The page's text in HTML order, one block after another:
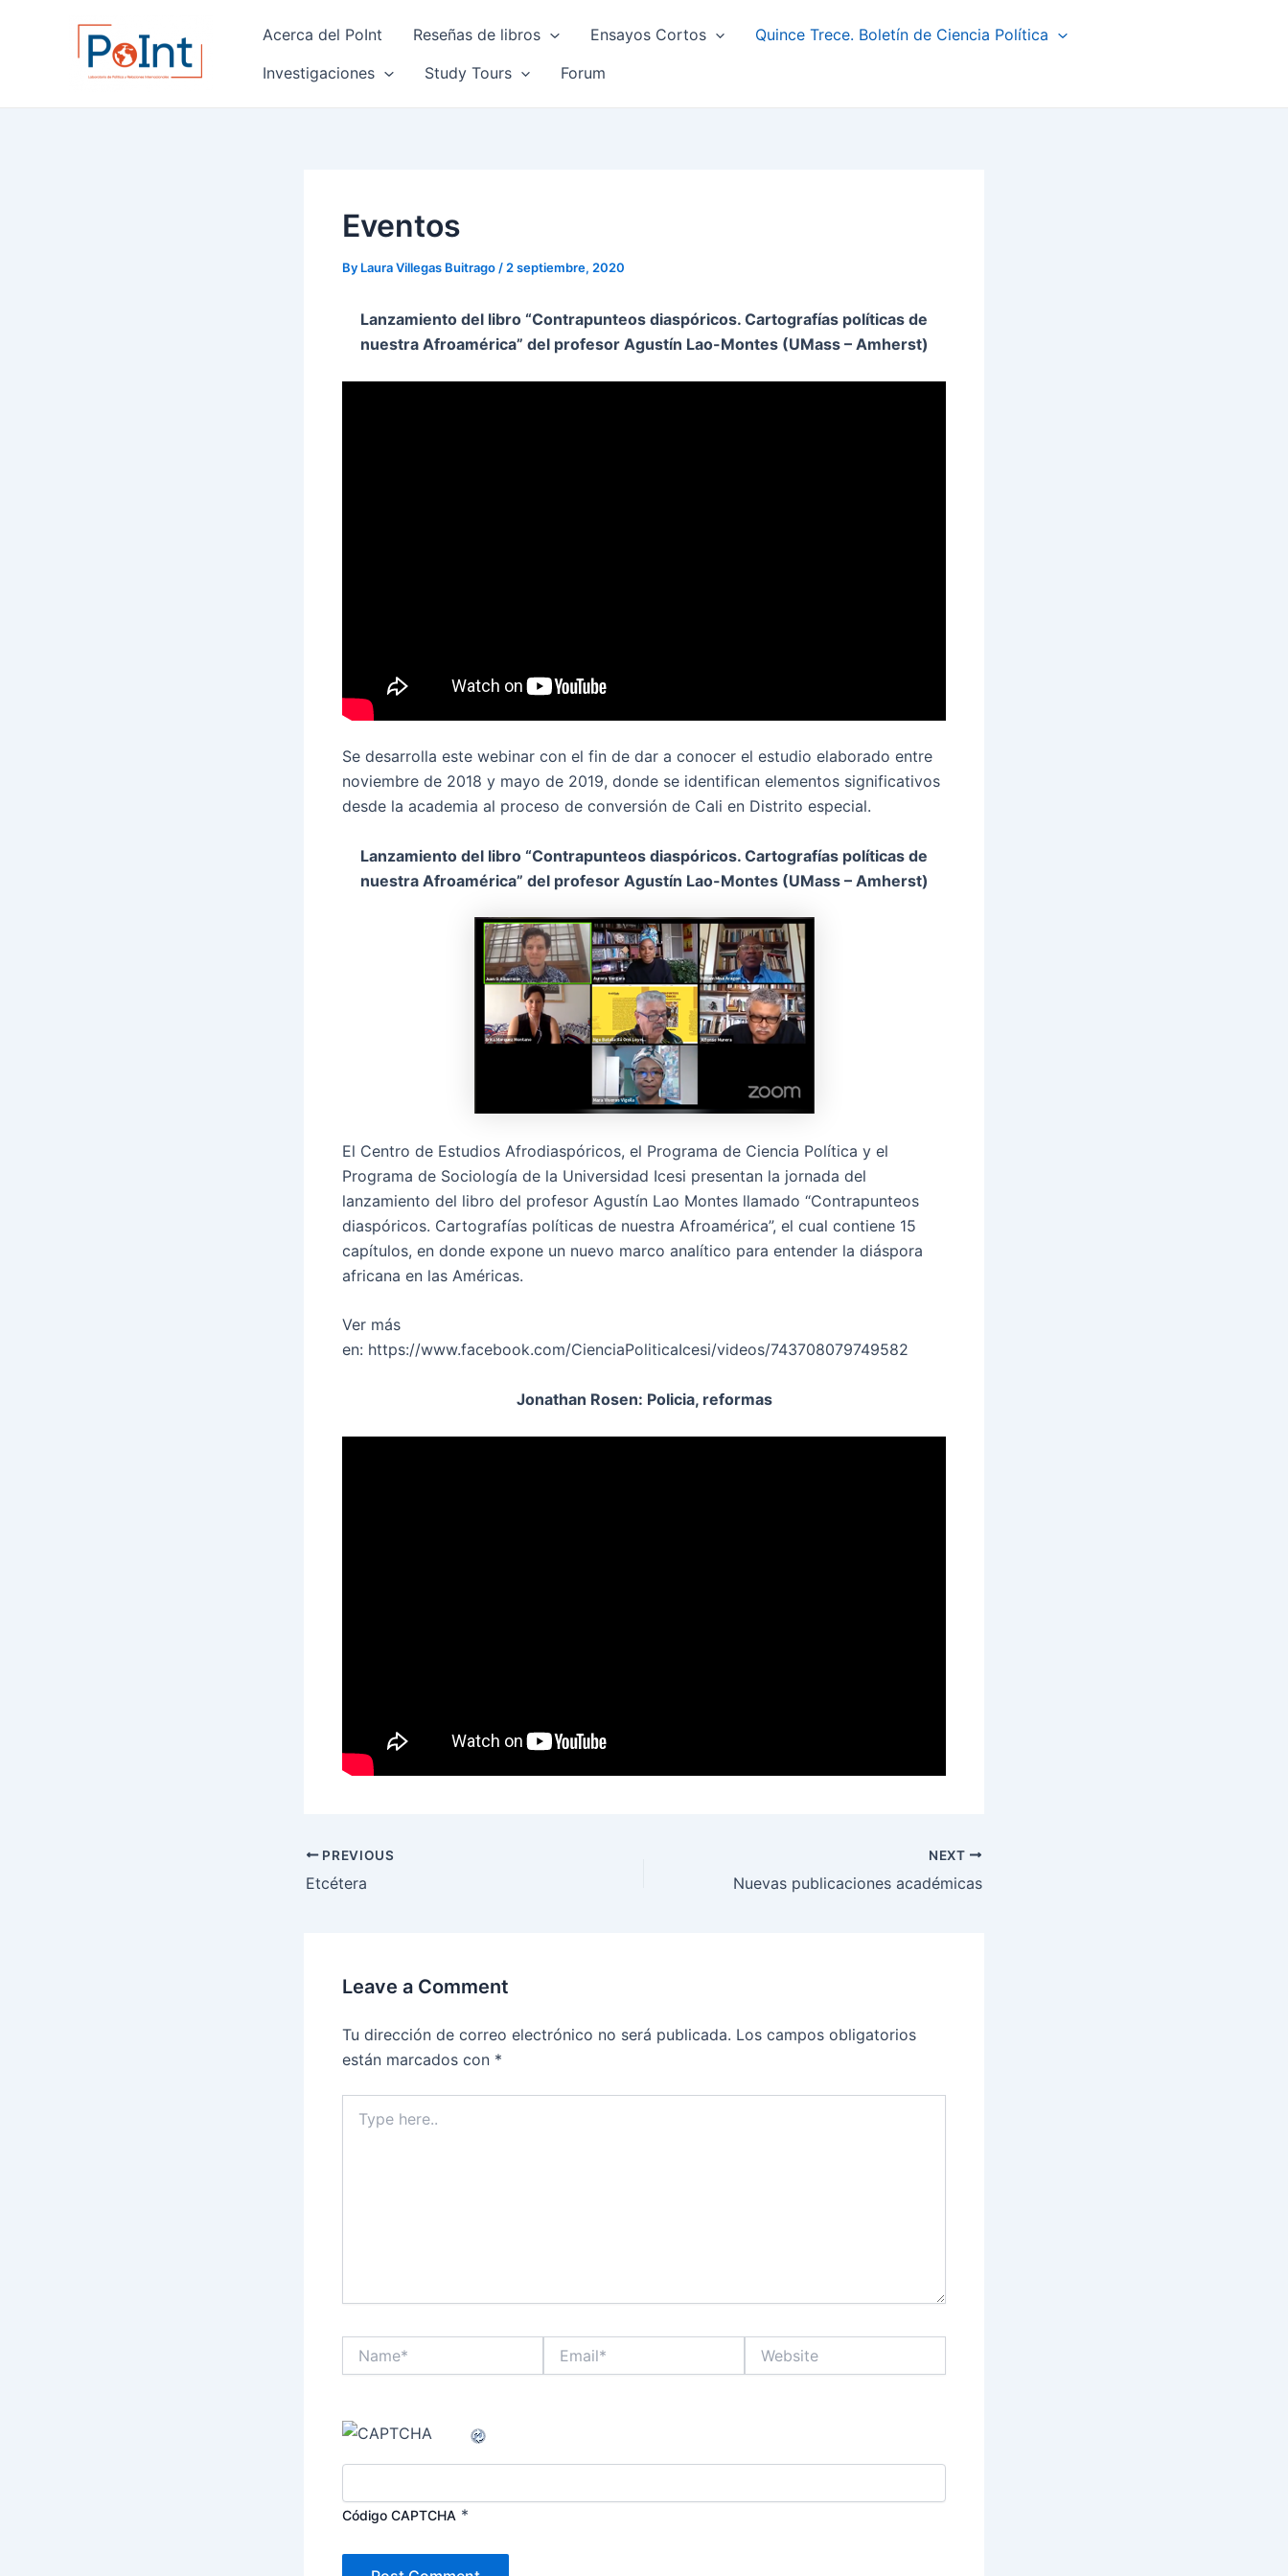
Acerca del PoInt Reseñas de libros Ensayos Cortos
Quince Trece. Boletín de Ciencia Política
Investigaciones
Study Tours Forum
Eventos
By Laura Villegas Buitrago / 2 septiembre, 2020
Lanzamiento del libro “Contrapunteos diaspóricos. Cartografías políticas de
nuestra Afroamérica” del profesor Agustín Lao-Montes (UMass – Amherst)
Se desarrolla este webinar con el fin de dar a conocer el estudio elaborado entre
noviembre de 2018 y mayo de 2019, donde se identifican elementos significativos
desde la academia al proceso de conversión de Cali en Distrito especial.
Lanzamiento del libro “Contrapunteos diaspóricos. Cartografías políticas de
nuestra Afroamérica” del profesor Agustín Lao-Montes (UMass – Amherst)
El Centro de Estudios Afrodiaspóricos, el Programa de Ciencia Política y el
Programa de Sociología de la Universidad Icesi presentan la jornada del
lanzamiento del libro del profesor Agustín Lao Montes llamado “Contrapunteos
diaspóricos. Cartografías políticas de nuestra Afroamérica”, el cual contiene 15
capítulos, en donde expone un nuevo marco analítico para entender la diáspora
africana en las Américas.
Ver más
en: https://www.facebook.com/CienciaPoliticaIcesi/videos/743708079749582
Jonathan Rosen: Policia, reformas
navigation
PREVIOUS
Etcétera
NEXT
Nuevas publicaciones académicas
Leave a Comment
Tu dirección de correo electrónico no será publicada. Los campos obligatorios
están marcados con *
here..
Código CAPTCHA *